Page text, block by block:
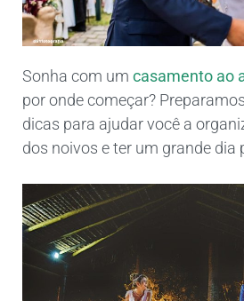
Sonha com um casamento ao
por onde começar?
dicas para ajudar você a
dos noivos e ter um grande dia